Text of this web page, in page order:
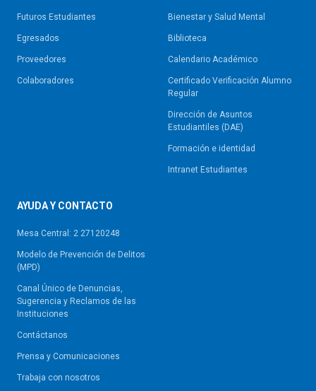
Futuros Estudiantes
Egresados
Proveedores
Colaboradores
Bienestar y Salud Mental
Biblioteca
Calendario Académico
Certificado Verificación Alumno
Regular
Dirección de Asuntos
Estudiantiles (DAE)
Formación e identidad
Intranet Estudiantes
AYUDA Y CONTACTO
Mesa Central: 2 27120248
Modelo de Prevención de Delitos
(MPD)
Canal Único de Denuncias,
Sugerencia y Reclamos de las
Instituciones
Contáctanos
Prensa y Comunicaciones
Trabaja con nosotros